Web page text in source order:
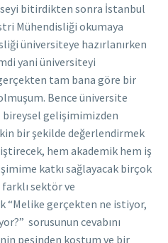
bitirdikten sonra İstanbul
Mühendisliği okumaya
üniversiteye hazırlanırken
yani üniversiteyi
tam bana göre bir
Bence üniversite
gelişimimizden
bir şekilde değerlendirmek
hem akademik hem iş
katkı sağlayacak birçok
sektör ve
“Melike gerçekten ne istiyor,
sorusunun cevabını
peşinden koştum ve bir